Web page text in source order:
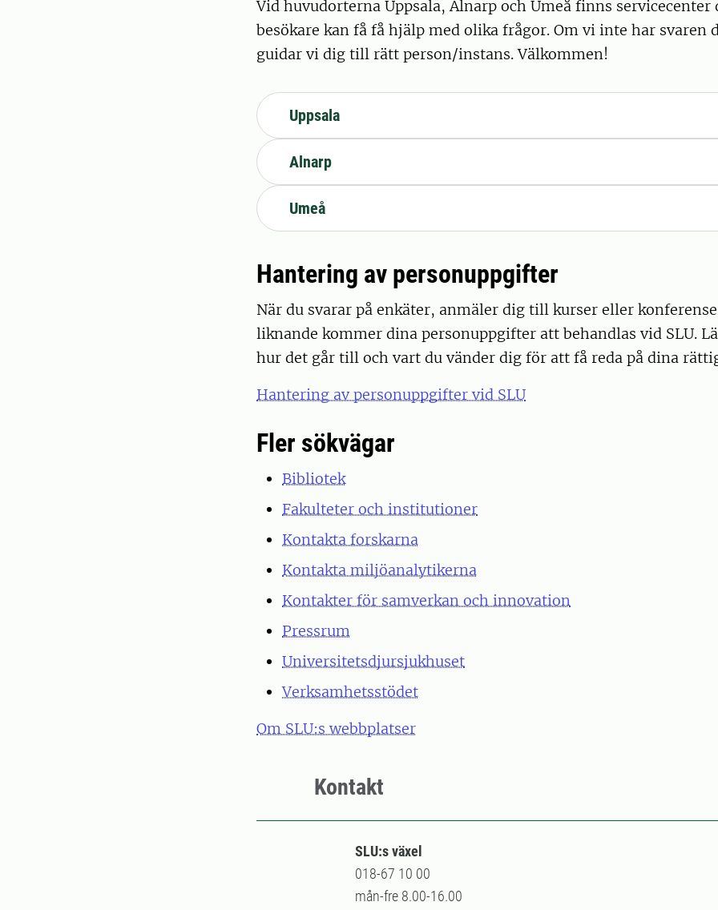
Vid huvudorterna Uppsala, Alnarp och Umeå finns servicecenter
besökare kan få få hjälp med olika frågor. Om vi inte har svaren
guidar vi dig till rätt person/instans. Välkommen!
Uppsala
Alnarp
Umeå
Hantering av personuppgifter
När du svarar på enkäter, anmäler dig till kurser eller
liknande kommer dina personuppgifter att behandlas vid SLU.
hur det går till och vart du vänder dig för att få reda på dina
Hantering av personuppgifter vid SLU
Fler sökvägar
Bibliotek
Fakulteter och institutioner
Kontakta forskarna
Kontakta miljöanalytikerna
Kontakter för samverkan och innovation
Pressrum
Universitetsdjursjukhuset
Verksamhetsstödet
Om SLU:s webbplatser
Kontakt
SLU:s växel
018-67 10 00
mån-fre 8.00-16.00